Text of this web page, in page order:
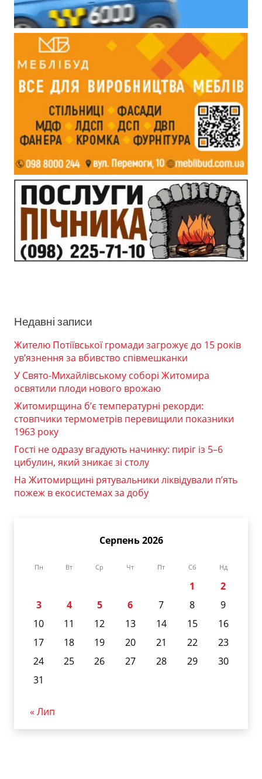
Недавні записи
Жителю Потіївської громади загрожує до 15 років
ув’язнення за вбивство співмешканки
У Свято-Михайлівському соборі Житомира
освятили плоди нового врожаю
Житомирщина б’є температурні рекорди:
стовпчики термометрів перевищили показники
1963 року
Гості не одразу вгадують начинку: пиріг із 5–6
цибулин, який зникає зі столу
На Житомирщині рятувальники ліквідували п’ять
пожеж в екосистемах за добу
Серпень 2026
Пн Вт Ср Чт Пт Сб Нд
1
2
3
4 5 6 7 8
9
10
11 12 13 14 15
16
17
18 19 20 21 22
23
24
25 26 27 28 29
30
31
« Лип